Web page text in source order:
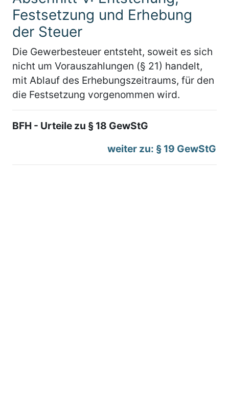
Festsetzung und Erhebung
der Steuer
Die Gewerbesteuer entsteht, soweit es sich
nicht um Vorauszahlungen (§ 21) handelt,
mit Ablauf des Erhebungszeitraums, für den
die Festsetzung vorgenommen wird.
BFH - Urteile zu § 18 GewStG
weiter zu: § 19 GewStG